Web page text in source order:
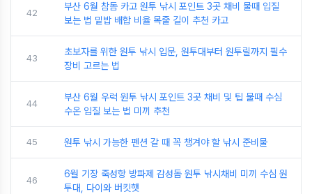
42
부산 6월 참돔 카고 원투 낚시 포인트 3곳 채비 물때 입질
보는 법 밑밥 배합 비율 목줄 길이 추천 카고
43
초보자를 위한 원투 낚시 입문, 원투대부터 원투릴까지 필수
장비 고르는 법
44
부산 6월 우럭 원투 낚시 포인트 3곳 채비 및 팁 물때 수심
수온 입질 보는 법 미끼 추천
45 원투 낚시 가능한 펜션 갈 때 꼭 챙겨야 할 낚시 준비물
46
6월 기장 죽성항 방파제 감성돔 원투 낚시채비 미끼 수심 원
투대, 다이와 버킷햇